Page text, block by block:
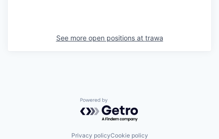
See more open positions at trawa
Powered by Getro.com
Privacy policyCookie policy